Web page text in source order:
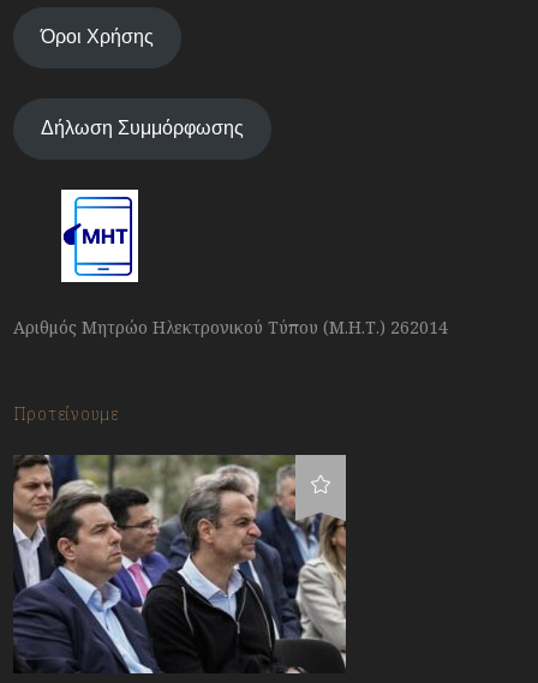
Όροι Χρήσης
Δήλωση Συμμόρφωσης
Αριθμός Μητρώο Ηλεκτρονικού Τύπου (Μ.Η.Τ.) 262014
Προτείνουμε